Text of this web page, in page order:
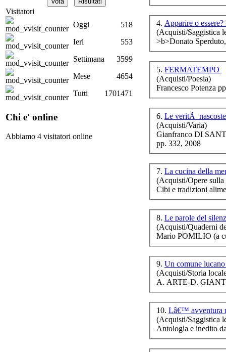
Visitatori
Oggi
518
Ieri
553
Settimana
3599
Mese
4654
Tutti
1701471
Chi e' online
Abbiamo 4 visitatori online
4. Apparire o
(Acquisti/Saggistica
>b>Donato
5. FERMATEMPO
(Acquisti/Poesia)
Francesco Potenza
6. Le veritÃ
(Acquisti/Varia)
Gianfranco DI
pp. 332, 2008
7. La cucina della
(Acquisti/Opere sulla
Cibi e tradizioni
8. Le parole del
(Acquisti/Quaderni
Mario POMILIO (a
9. Un comune
(Acquisti/Storia
A. ARTE-D.
10. Lâ€™ avventura
(Acquisti/Saggistica
Antologia e inedito